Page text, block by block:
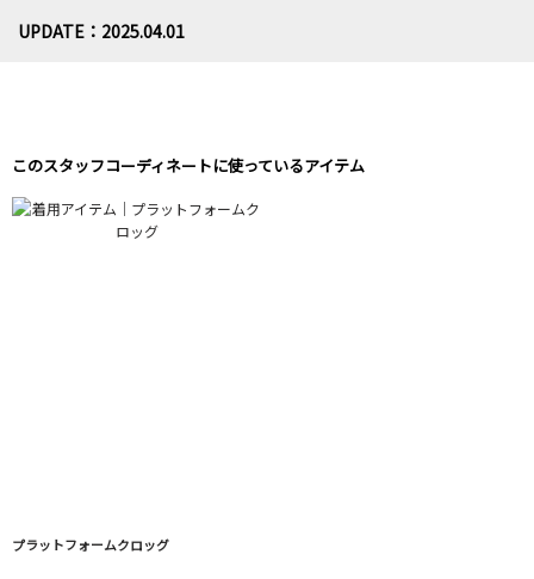
UPDATE：2025.04.01
このスタッフコーディネートに使っているアイテム
プラットフォームクロッグ